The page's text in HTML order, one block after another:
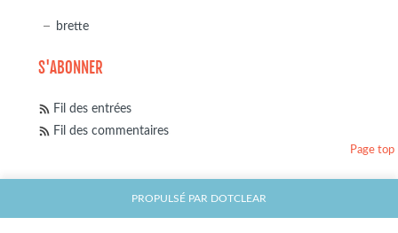
brette
S'ABONNER
Fil des entrées
Fil des commentaires
PROPULSÉ PAR DOTCLEAR
Page top